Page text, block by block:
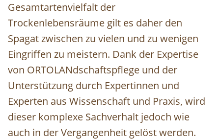
Gesamtartenvielfalt der
Trockenlebensräume gilt es daher den
Spagat zwischen zu vielen und zu wenigen
Eingriffen zu meistern. Dank der Expertise
von ORTOLANdschaftspflege und der
Unterstützung durch Expertinnen und
Experten aus Wissenschaft und Praxis, wird
dieser komplexe Sachverhalt jedoch wie
auch in der Vergangenheit gelöst werden.